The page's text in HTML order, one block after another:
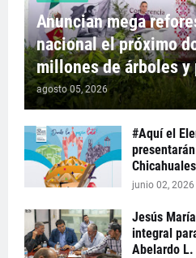
Anuncian mega
nacional el próximo
millones de árboles y
agosto 05, 2026
#Aquí el
junio 02, 2026
Jesús
integral
Abelardo